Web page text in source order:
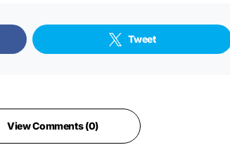
Tweet
View Comments (0)